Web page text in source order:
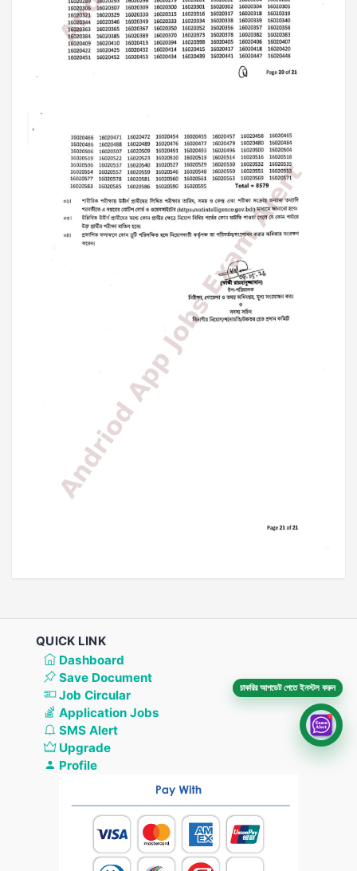
QUICK LINK
Dashboard
Save Document
Job Circular
Application Jobs
SMS Alert
Upgrade
Profile
চাকরির আপডেট পেতে ইনস্টল করুন